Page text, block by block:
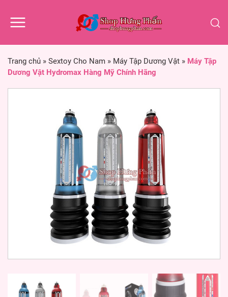
Trang chủ » Sextoy Cho Nam » Máy Tập Dương Vật » Máy Tập
Dương Vật Hydromax Hàng Mỹ Chính Hãng